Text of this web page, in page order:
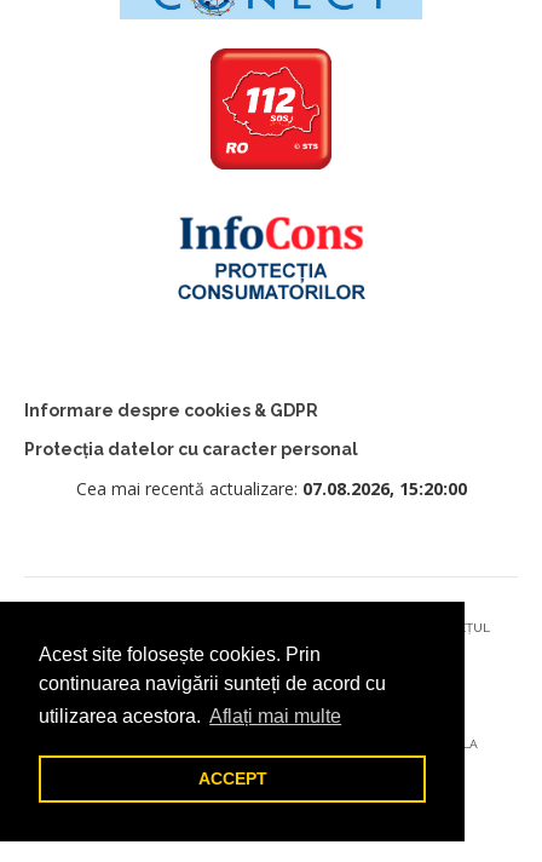
Acest site folosește cookies. Prin
continuarea navigării sunteți de acord cu
utilizarea acestora. Aflați mai multe
ACCEPT
Informare despre cookies & GDPR
Protecția datelor cu caracter personal
Cea mai recentă actualizare: 07.08.2026, 15:20:00
© 2026 - PRIMĂRIA MUNICIPIULUI CÂMPULUNG MOLDOVENESC, JUDEȚUL
SUCEAVA
AȚI ÎNTÂMPINAT O PROBLEMĂ TEHNICĂ? TRIMITEȚI-NE UN EMAIL LA
DIGITAL@ADDICTAD.RO